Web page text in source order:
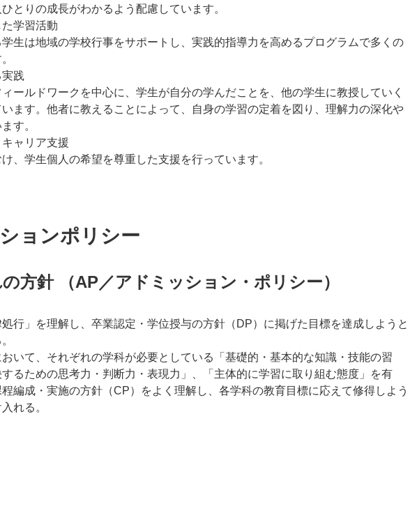
とりの成長がわかるよう配慮しています。
た学習活動
生は地域の学校行事をサポートし、実践的指導力を高めるプログラムで多くの
実践
ールドワークを中心に、学生が自分の学んだことを、他の学生に教授していく
ます。他者に教えることによって、自身の学習の定着を図り、理解力の深化や
す。
キャリア支援
、学生個人の希望を尊重した支援を行っています。
ョンポリシー
方針 （AP／アドミッション・ポリシー）
行」を理解し、卒業認定・学位授与の方針（DP）に掲げた目標を達成しようと
いて、それぞれの学科が必要としている「基礎的・基本的な知識・技能の習
るための思考力・判断力・表現力」、「主体的に学習に取り組む態度」を有
編成・実施の方針（CP）をよく理解し、各学科の教育目標に応えて修得しよう
れる。